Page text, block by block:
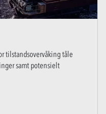
tilstandsovervåking tåle
samt potensielt